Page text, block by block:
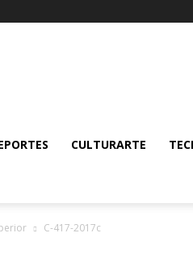
CULTURARTE
C-417-2017c